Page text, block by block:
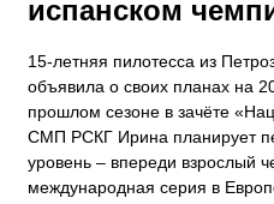
испанском
15-летняя пилотесса из
объявила о своих планах на
прошлом сезоне в зачёте
СМП РСКГ Ирина планирует
уровень – впереди взрослый
международная серия в